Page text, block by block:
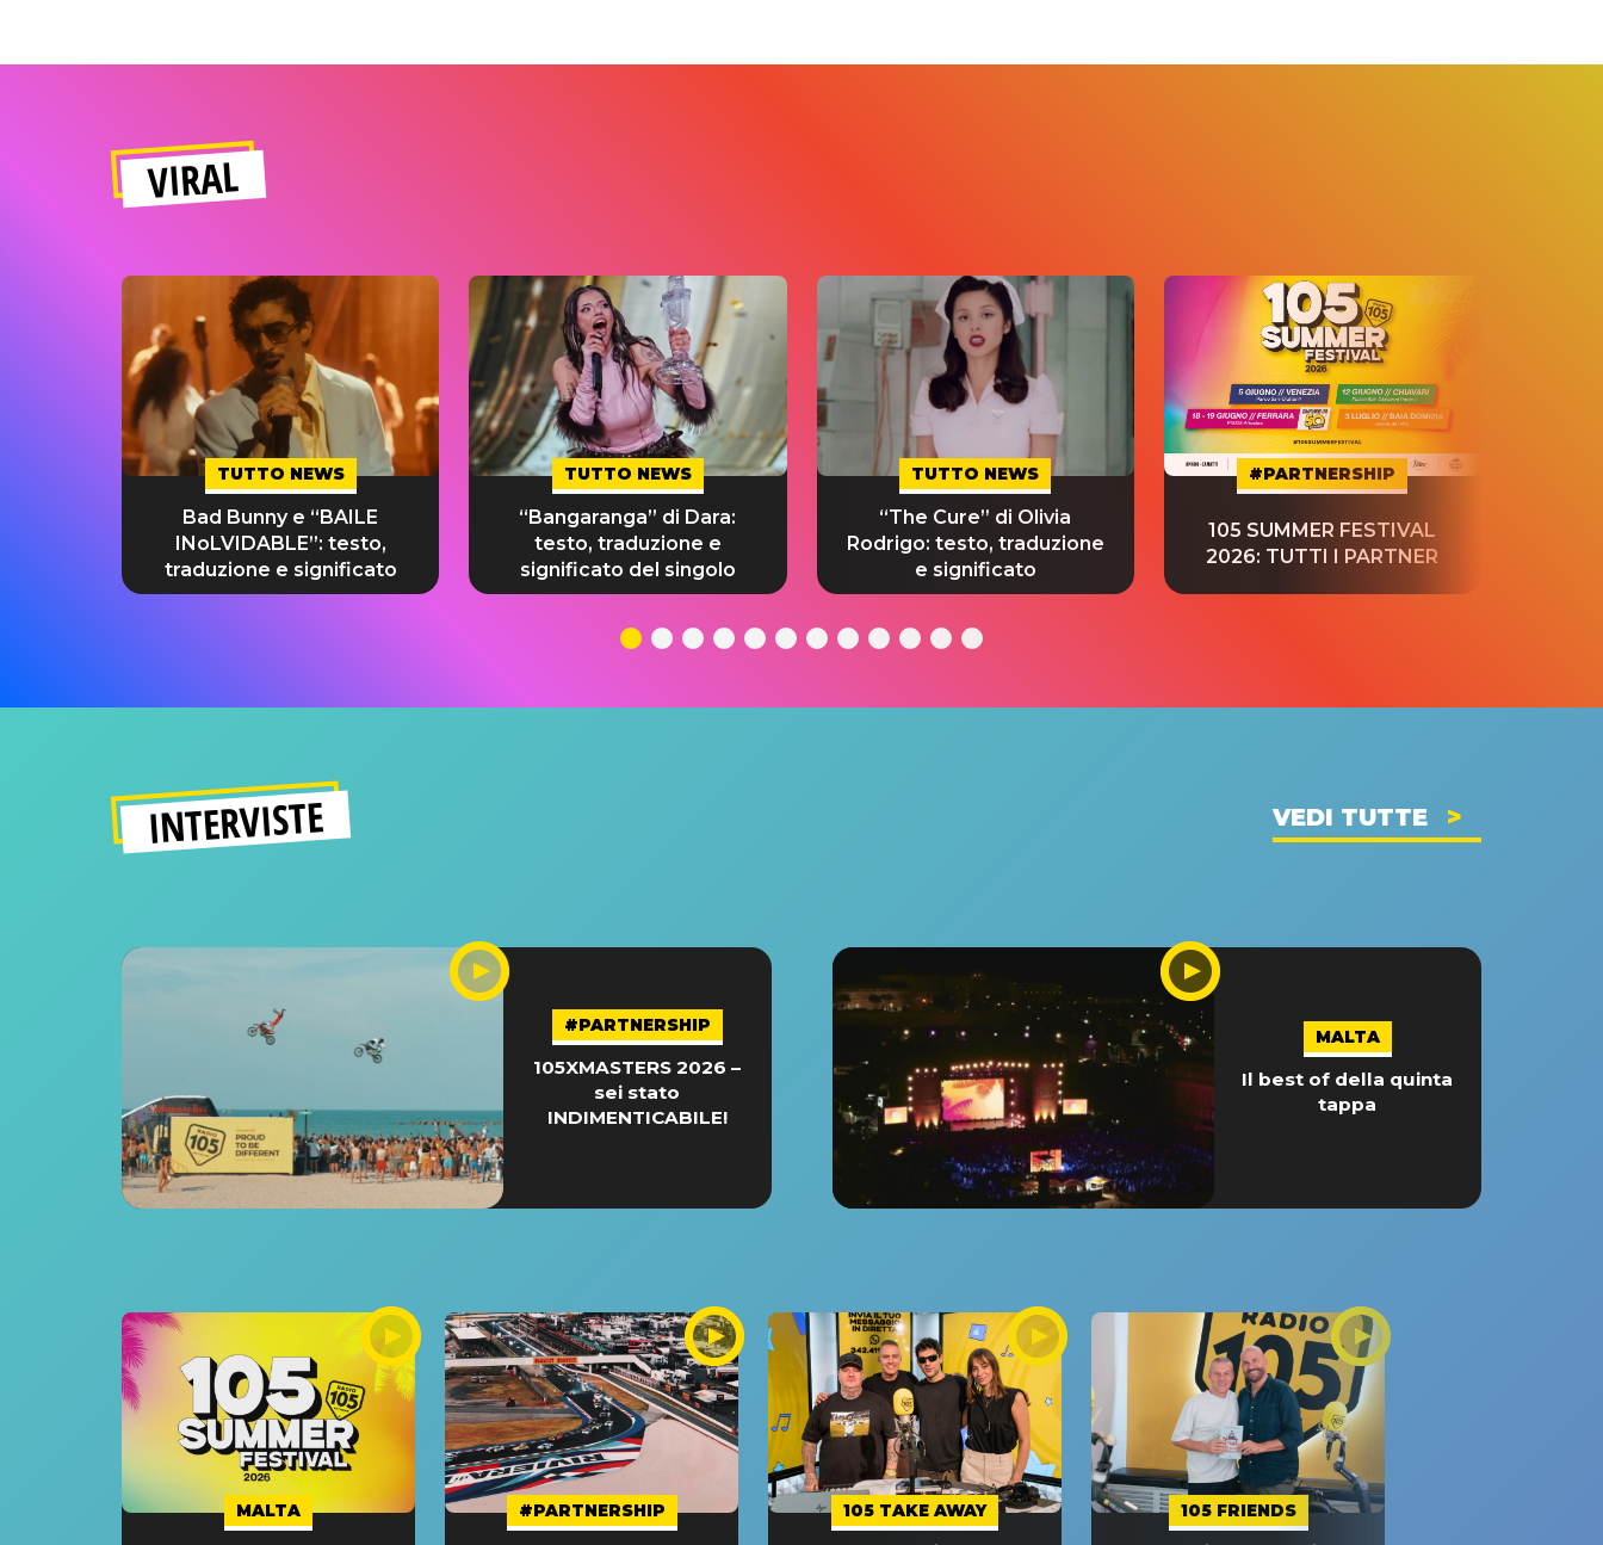
VIRAL
TUTTO NEWS
Bad Bunny e “BAILE
INoLVIDABLE”: testo,
traduzione e significato
TUTTO NEWS
“Bangaranga” di Dara:
testo, traduzione e
significato del singolo
TUTTO NEWS
“The Cure” di Olivia
Rodrigo: testo, traduzione
e significato
#PARTNERSHIP
105 SUMMER FESTIVAL
2026: TUTTI I PARTNER
INTERVISTE VEDI TUTTE
#PARTNERSHIP
105XMASTERS 2026 –
sei stato
INDIMENTICABILE!
MALTA
Il best of della quinta
tappa
MALTA #PARTNERSHIP 105 TAKE AWAY 105 FRIENDS